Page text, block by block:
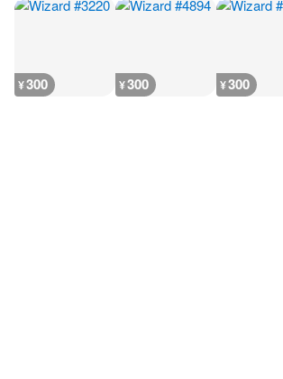
¥300 ¥300 ¥300